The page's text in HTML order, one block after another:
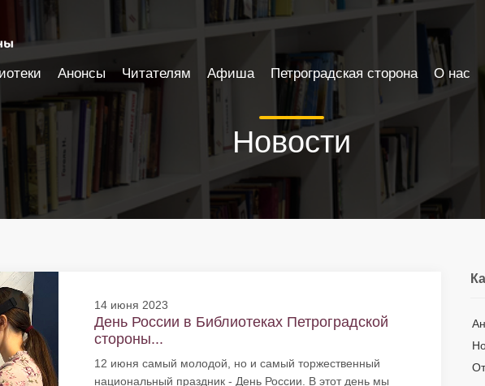
Новости
14 июня 2023
День России в Библиотеках Петроградской
стороны...
12 июня самый молодой, но и самый торжественный
национальный праздник - День России. В этот день мы
Анонсы Читателям Афиша Петроградская сторона О нас
доступности